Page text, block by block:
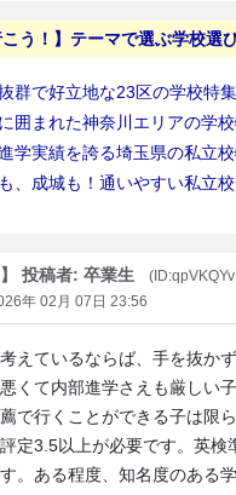
】 投稿者: 卒業生
年 02月 07日 23:56
えているならば、手を抜か
くて内部進学さえも厳しい
で行くことができる子は限
定3.5以上が必要です。英
。ある程度、知名度のある